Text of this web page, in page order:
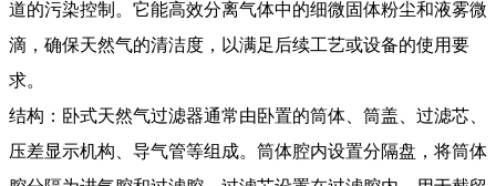
道的污染控制。它能高效分离气体中的细微固体粉尘和液雾微
滴，确保天然气的清洁度，以满足后续工艺或设备的使用要
求。
结构：卧式天然气过滤器通常由卧置的筒体、筒盖、过滤芯、
压差显示机构、导气管等组成。筒体腔内设置分隔盘，将筒体